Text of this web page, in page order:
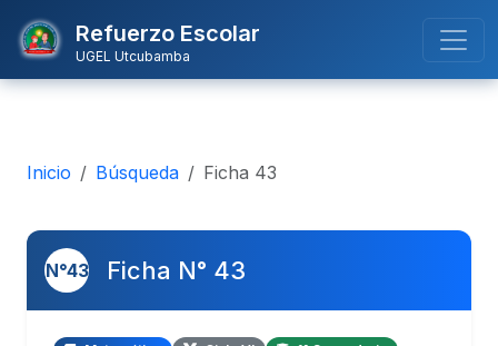
Refuerzo Escolar
UGEL Utcubamba
Inicio Búsqueda Ficha 43
N°43 Ficha N° 43